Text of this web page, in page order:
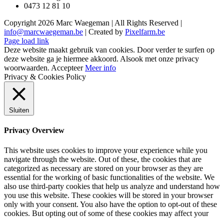
0473 12 81 10
Copyright 2026 Marc Waegeman | All Rights Reserved |
info@marcwaegeman.be | Created by Pixelfarm.be
Page load link
Deze website maakt gebruik van cookies. Door verder te surfen op
deze website ga je hiermee akkoord. Alsook met onze privacy
woorwaarden. Accepteer Meer info
Privacy & Cookies Policy
Sluiten
Privacy Overview
This website uses cookies to improve your experience while you
navigate through the website. Out of these, the cookies that are
categorized as necessary are stored on your browser as they are
essential for the working of basic functionalities of the website. We
also use third-party cookies that help us analyze and understand how
you use this website. These cookies will be stored in your browser
only with your consent. You also have the option to opt-out of these
cookies. But opting out of some of these cookies may affect your